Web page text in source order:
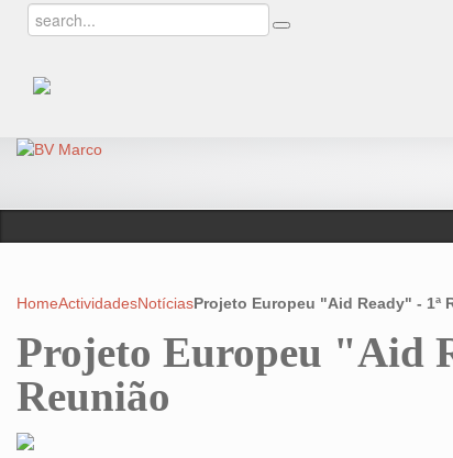
HomeActividadesNotíciasProjeto Europeu "Aid Ready" - 1ª
Projeto Europeu "Aid
Reunião